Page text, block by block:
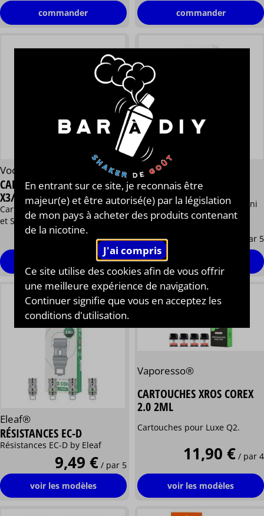
commander
commander
Voopoo®
CARTOUCHES POUR DRAG
X3/S3 - 5ML
Cartouches PnP X pour Drag X3
et S3
6,49 € / par 2
Lost Vape®
RÉSISTANCES UB MINI
Boîte de 5 résistances UB Mini
de Lost Vape
/ par 5
voir les modèles
Eleaf®
RÉSISTANCES EC-D
Résistances EC-D by Eleaf
9,49 € / par 5
voir les modèles
Vaporesso®
CARTOUCHES XROS COREX
2.0 2ML
Cartouches pour Luxe Q2.
11,90 € / par 4
voir les modèles
En entrant sur ce site, je reconnais être
majeur(e) et être autorisé(e) par la législation
de mon pays à acheter des produits contenant
de la nicotine.
Ce site utilise des cookies afin de vous offrir
une meilleure expérience de navigation.
Continuer signifie que vous en acceptez les
conditions d'utilisation.